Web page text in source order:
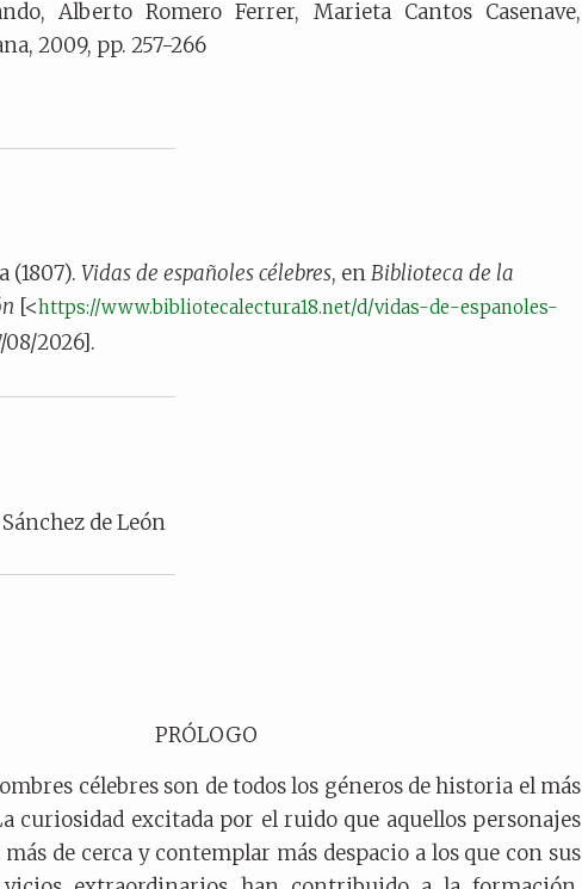
Alberto Romero Ferrer, Marieta Cantos Casenave,
2009, pp. 257-266
(1807). Vidas de españoles célebres, enBiblioteca de la
[<https://www.bibliotecalectura18.net/d/vidas-de-espanoles-
08/2026].
de León
PRÓLOGO
célebres son de todos los géneros de historia el más
curiosidad excitada por el ruido que aquellos personajes
de cerca y contemplar más despacio a los que con sus